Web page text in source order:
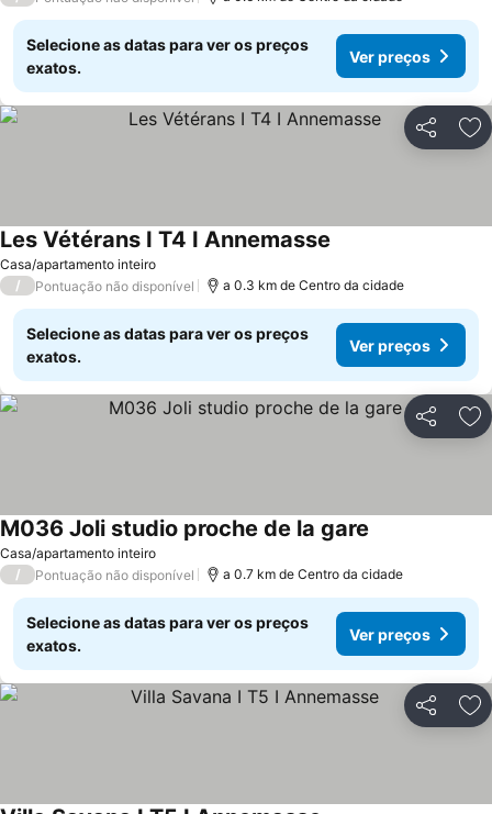
Selecione as datas para ver os preços
exatos.
Ver preços
Partilhar
Casa/apartamento inteiro
Les Vétérans I T4 I Annemasse
/ Pontuação não disponível a 0.3 km de Centro da cidade
Selecione as datas para ver os preços
exatos.
Ver preços
Partilhar
Casa/apartamento inteiro
M036 Joli studio proche de la gare
/ Pontuação não disponível a 0.7 km de Centro da cidade
Selecione as datas para ver os preços
exatos.
Ver preços
Partilhar